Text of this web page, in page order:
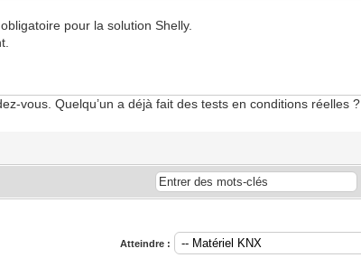
pour la solution Shelly.
vous. Quelqu’un a déjà fait des tests en conditions réelles ?
Atteindre :